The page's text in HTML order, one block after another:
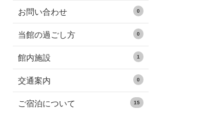
お問い合わせ 0
当館の過ごし方 0
館内施設 1
交通案内 0
ご宿泊について 15